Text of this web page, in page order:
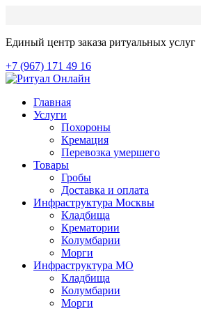
Единый центр заказа ритуальных услуг
+7 (967) 171 49 16
Главная
Услуги
Похороны
Кремация
Перевозка умершего
Товары
Гробы
Доставка и оплата
Инфраструктура Москвы
Кладбища
Крематории
Колумбарии
Морги
Инфраструктура МО
Кладбища
Колумбарии
Морги